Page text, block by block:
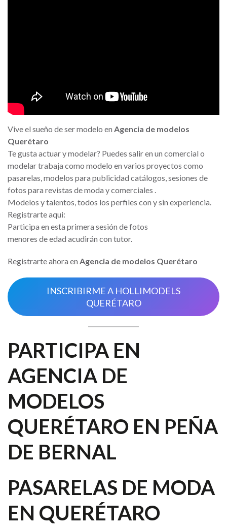
Vive el sueño de ser modelo en Agencia de modelos
Querétaro
Te gusta actuar y modelar? Puedes salir en un comercial o
modelar trabaja como modelo en varios proyectos como
pasarelas, modelos para publicidad catálogos, sesiones de
fotos para revistas de moda y comerciales .
Modelos y talentos, todos los perfiles con y sin experiencia.
Registrarte aqui:
Participa en esta primera sesión de fotos
menores de edad acudirán con tutor.
Registrarte ahora en Agencia de modelos Querétaro
INSCRIBIRME A HOLLIMODELS
QUERÉTARO
PARTICIPA EN
AGENCIA DE
MODELOS
QUERÉTARO EN PEÑA
DE BERNAL
PASARELAS DE MODA
EN QUERÉTARO